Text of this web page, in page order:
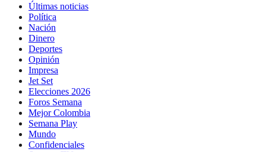
Últimas noticias
Política
Nación
Dinero
Deportes
Opinión
Impresa
Jet Set
Elecciones 2026
Foros Semana
Mejor Colombia
Semana Play
Mundo
Confidenciales